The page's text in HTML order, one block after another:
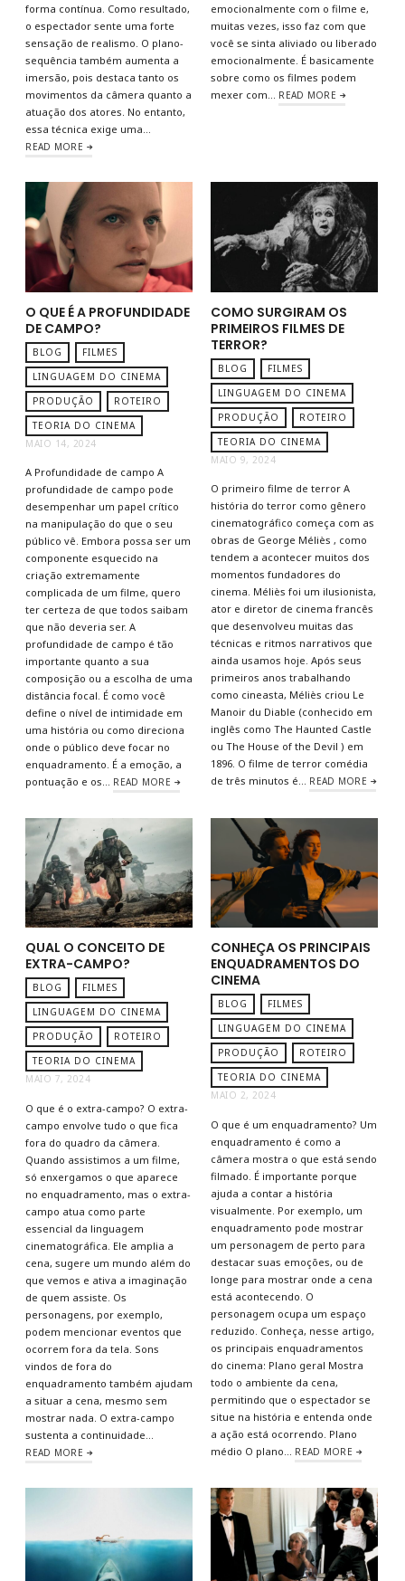
forma contínua. Como resultado,
o espectador sente uma forte
sensação de realismo. O plano-
sequência também aumenta a
imersão, pois destaca tanto os
movimentos da câmera quanto a
atuação dos atores. No entanto,
essa técnica exige uma…
READ MORE
emocionalmente com o filme e,
muitas vezes, isso faz com que
você se sinta aliviado ou liberado
emocionalmente. É basicamente
sobre como os filmes podem
mexer com… READ MORE
O QUE É A PROFUNDIDADE
DE CAMPO?
BLOG
FILMES
LINGUAGEM DO CINEMA
PRODUÇÃO
ROTEIRO
TEORIA DO CINEMA
MAIO 14, 2024
A Profundidade de campo A
profundidade de campo pode
desempenhar um papel crítico
na manipulação do que o seu
público vê. Embora possa ser um
componente esquecido na
criação extremamente
complicada de um filme, quero
ter certeza de que todos saibam
que não deveria ser. A
profundidade de campo é tão
importante quanto a sua
composição ou a escolha de uma
distância focal. É como você
define o nível de intimidade em
uma história ou como direciona
onde o público deve focar no
enquadramento. É a emoção, a
pontuação e os… READ MORE
COMO SURGIRAM OS
PRIMEIROS FILMES DE
TERROR?
BLOG
FILMES
LINGUAGEM DO CINEMA
PRODUÇÃO
ROTEIRO
TEORIA DO CINEMA
MAIO 9, 2024
O primeiro filme de terror A
história do terror como gênero
cinematográfico começa com as
obras de George Méliès , como
tendem a acontecer muitos dos
momentos fundadores do
cinema. Méliès foi um ilusionista,
ator e diretor de cinema francês
que desenvolveu muitas das
técnicas e ritmos narrativos que
ainda usamos hoje. Após seus
primeiros anos trabalhando
como cineasta, Méliès criou Le
Manoir du Diable (conhecido em
inglês como The Haunted Castle
ou The House of the Devil ) em
1896. O filme de terror comédia
de três minutos é… READ MORE
QUAL O CONCEITO DE
EXTRA-CAMPO?
BLOG
FILMES
LINGUAGEM DO CINEMA
PRODUÇÃO
ROTEIRO
TEORIA DO CINEMA
MAIO 7, 2024
O que é o extra-campo? O extra-
campo envolve tudo o que fica
fora do quadro da câmera.
Quando assistimos a um filme,
só enxergamos o que aparece
no enquadramento, mas o extra-
campo atua como parte
essencial da linguagem
cinematográfica. Ele amplia a
cena, sugere um mundo além do
que vemos e ativa a imaginação
de quem assiste. Os
personagens, por exemplo,
podem mencionar eventos que
ocorrem fora da tela. Sons
vindos de fora do
enquadramento também ajudam
a situar a cena, mesmo sem
mostrar nada. O extra-campo
sustenta a continuidade…
READ MORE
CONHEÇA OS PRINCIPAIS
ENQUADRAMENTOS DO
CINEMA
BLOG
FILMES
LINGUAGEM DO CINEMA
PRODUÇÃO
ROTEIRO
TEORIA DO CINEMA
MAIO 2, 2024
O que é um enquadramento? Um
enquadramento é como a
câmera mostra o que está sendo
filmado. É importante porque
ajuda a contar a história
visualmente. Por exemplo, um
enquadramento pode mostrar
um personagem de perto para
destacar suas emoções, ou de
longe para mostrar onde a cena
está acontecendo. O
personagem ocupa um espaço
reduzido. Conheça, nesse artigo,
os principais enquadramentos
do cinema: Plano geral Mostra
todo o ambiente da cena,
permitindo que o espectador se
situe na história e entenda onde
a ação está ocorrendo. Plano
médio O plano… READ MORE